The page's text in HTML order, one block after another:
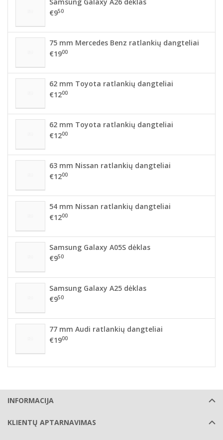
€950
75 mm Mercedes Benz ratlankių dangteliai
€1900
62 mm Toyota ratlankių dangteliai
€1200
62 mm Toyota ratlankių dangteliai
€1200
63 mm Nissan ratlankių dangteliai
€1200
54 mm Nissan ratlankių dangteliai
€1200
Samsung Galaxy A05S dėklas
€950
Samsung Galaxy A25 dėklas
€950
77 mm Audi ratlankių dangteliai
€1900
INFORMACIJA
KLIENTŲ APTARNAVIMAS